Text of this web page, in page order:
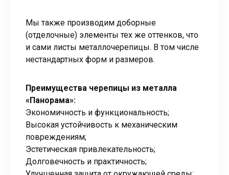
Мы также производим доборные
(отделочные) элементы тех же оттенков, что
и сами листы металлочерепицы. В том числе
нестандартных форм и размеров.
Преимущества черепицы из металла
«Панорама»:
Экономичность и функциональность;
Высокая устойчивость к механическим
повреждениям;
Эстетическая привлекательность;
Долговечность и практичность;